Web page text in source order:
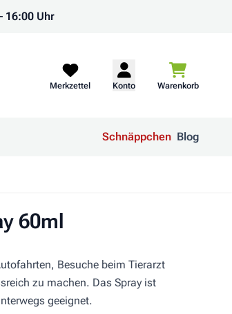
16:00 Uhr
Merkzettel Konto Warenkorb
Schnäppchen Blog
60ml
Besuche beim Tierarzt
zu machen. Das Spray ist
geeignet.